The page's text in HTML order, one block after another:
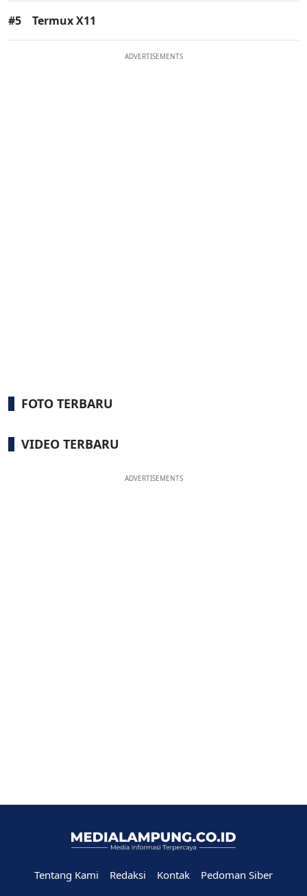
#5 Termux X11
ADVERTISEMENTS
FOTO TERBARU
VIDEO TERBARU
ADVERTISEMENTS
Tentang Kami Redaksi Kontak
Pedoman Siber